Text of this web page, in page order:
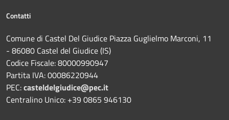
Contatti
Comune di Castel Del Giudice Piazza Guglielmo Marconi, 11
- 86080 Castel del Giudice (IS)
Codice Fiscale: 80000990947
Partita IVA: 00086220944
PEC:casteldelgiudice@pec.it
Centralino Unico: +39 0865 946130